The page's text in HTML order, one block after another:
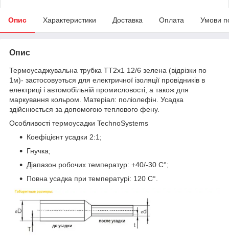
Опис Характеристики Доставка Оплата Умови
Опис
Термоусаджувальна трубка ТТ2х1 12/6 зелена (відрізки по
1м)- застосовуэться для електричної ізоляції провідників в
електриці і автомобільній промисловості, а також для
маркування кольром. Матеріал: поліолефін. Усадка
здійснюється за допомогою теплового фену.
Особливості термоусадки TechnoSystems
Коефіцієнт усадки 2:1;
Гнучка;
Діапазон робочих температур: +40/-30 C°;
Повна усадка при температурі: 120 C°.